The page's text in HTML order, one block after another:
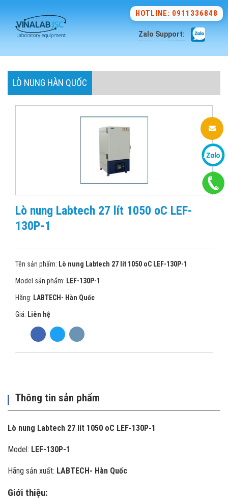
HOTLINE: 0911336848
Zalo Support:
LÒ NUNG HÀN QUỐC
Lò nung Labtech 27 lít 1050 oC LEF-
130P-1
Tên sản phẩm: Lò nung Labtech 27 lít 1050 oC LEF-130P-1
Model sản phẩm: LEF-130P-1
Hãng: LABTECH- Hàn Quốc
Giá: Liên hệ
Thông tin sản phẩm
Lò nung Labtech 27 lít 1050 oC LEF-130P-1
Model: LEF-130P-1
Hãng sản xuất: LABTECH- Hàn Quốc
Giới thiệu: